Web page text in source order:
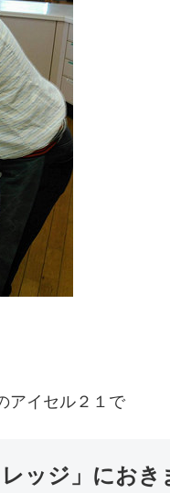
アイセル２１で
ッジ」におき